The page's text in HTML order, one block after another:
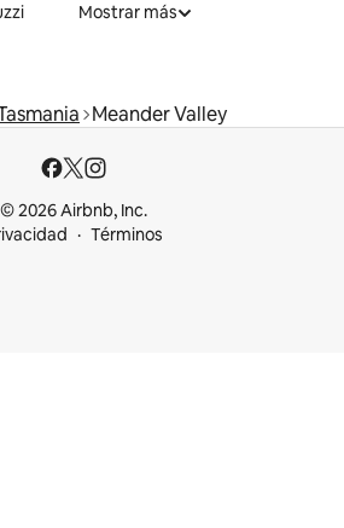
Mostrar más
Meander Valley
© 2026 Airbnb, Inc.
Términos